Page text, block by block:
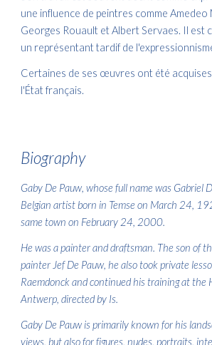
une influence de peintres comme Amedeo
Georges Rouault et Albert Servaes. Il est
un représentant tardif de
Certaines de ses œuvres ont été
l'État français.
Biography
Gaby De Pauw, whose full name was Gabriel
Belgian artist born in Temse on March 24,
same town on February 24, 2000.
He was a painter and draftsman. The son of
painter Jef De Pauw, he also took private
Raemdonck and continued his training at the
Antwerp, directed by Is.
Gaby De Pauw is primarily known for his
views, but also for figures, nudes, portraits,